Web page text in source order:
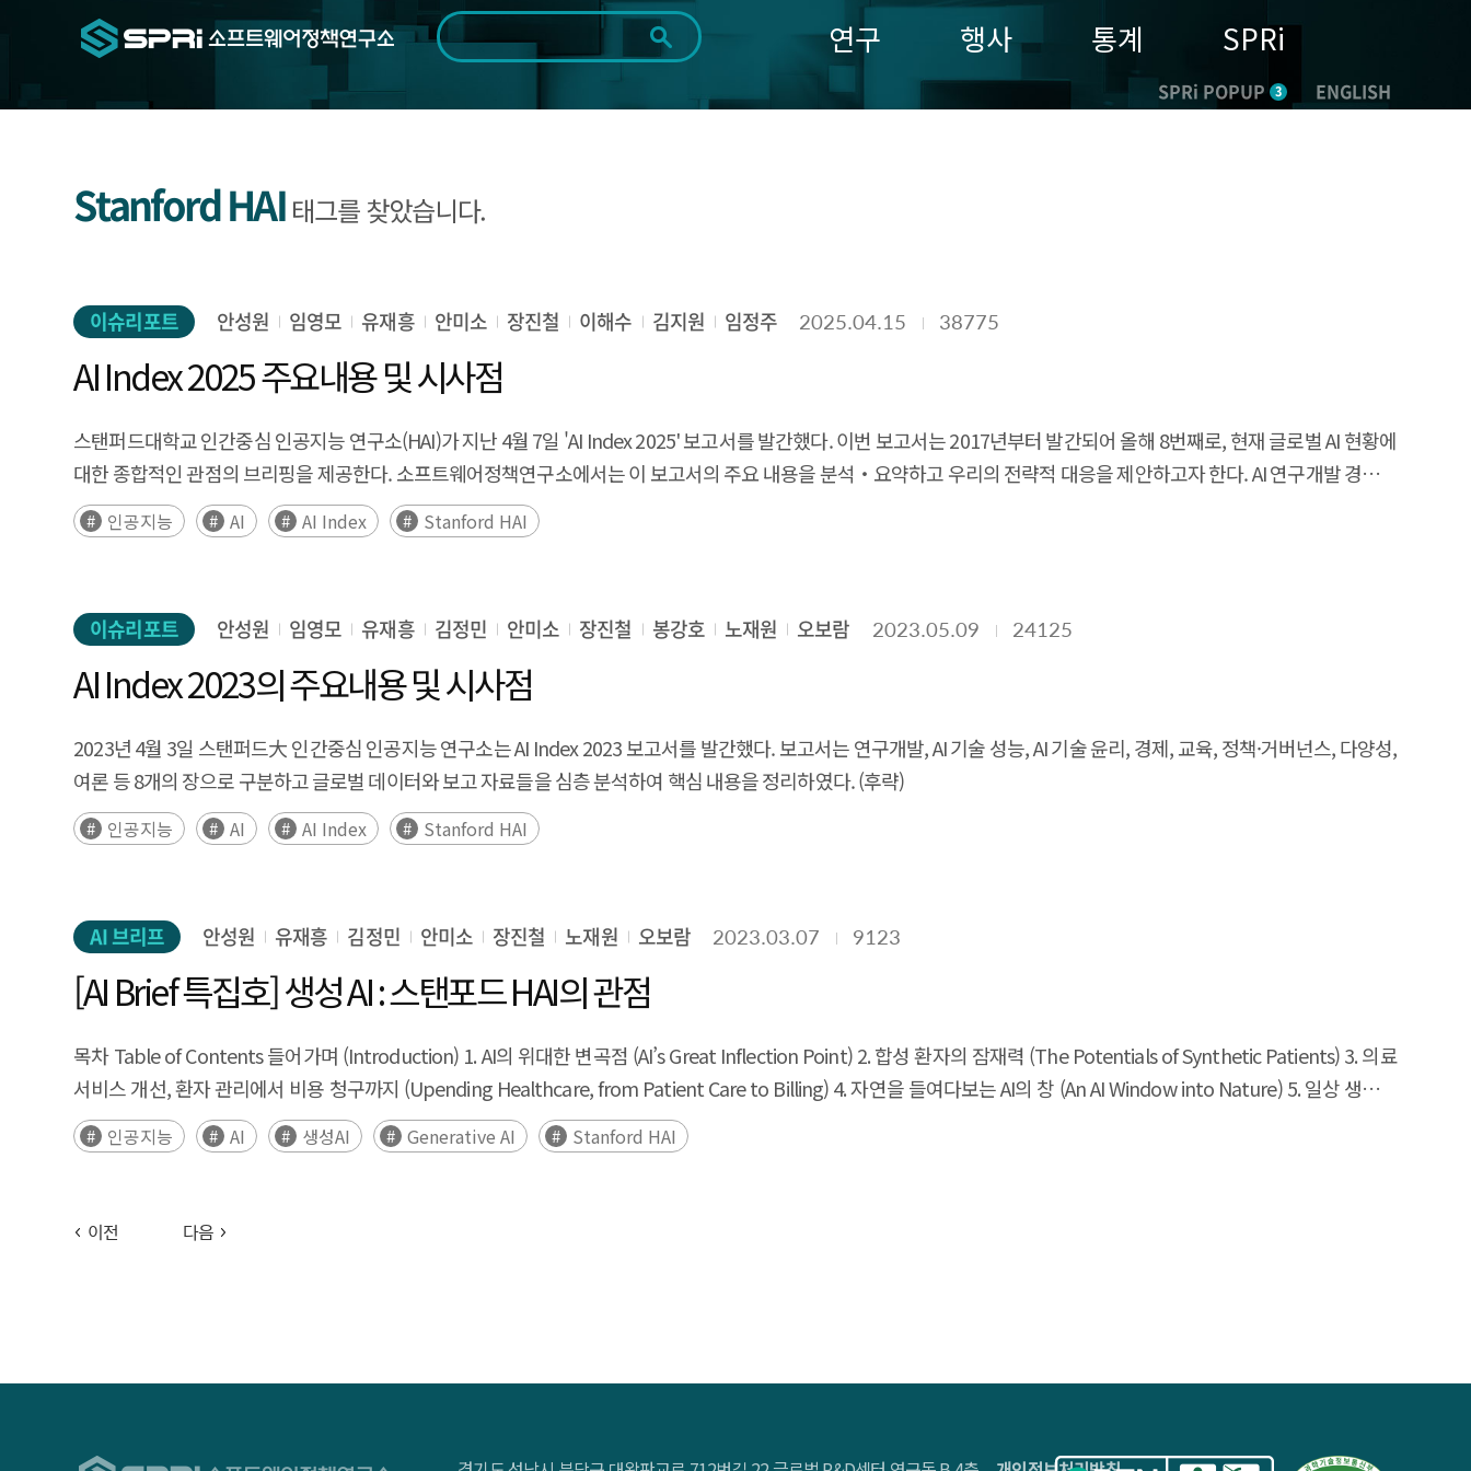
기간 전체 1일 1주 1개월 3개월 1년
연구 행사 통계 SPRi
SPRi POPUP 3 ENGLISH
Stanford HAI 태그를 찾았습니다.
이슈리포트 안성원 임영모 유재흥 안미소 장진철 이해수 김지원 임정주 2025.04.15 38775
AI Index 2025 주요내용 및 시사점
스탠퍼드대학교 인간중심 인공지능 연구소(HAI)가 지난 4월 7일 'AI Index 2025' 보고서를 발간했다. 이번 보고서는 2017년부터 발간되어 올해 8번째로, 현재 글로벌 AI 현황에
대한 종합적인 관점의 브리핑을 제공한다. 소프트웨어정책연구소에서는 이 보고서의 주요 내용을 분석‧요약하고 우리의 전략적 대응을 제안하고자 한다. AI 연구개발 경쟁은
매년 더욱 치열해지고 있으며, 선두 주자인 미국과의 경쟁에서 중국의 약진이 두드러진다. AI의 성능은 매년 급격하게 증가하여 이를 측정하기 위한 새로운 벤치마크들이
등장했다. 고성능 모델들은 모델 간 성능 격차가 줄어들어 상향 평준화 되었다. 또한, AI의 활용 확산은 과학과 의료계의 발전을 이끌고 있으며, AI의 활용이 확산됨에 따라
전망이 증가하고 있는 가운데, 공정성에 대한 신뢰도는 감소하는 양상을 보였다. Executive Summary The Stanford Institute for Human-Centered Artificial
Intelligence(HAI) released the 'AI Index 2025' report on April 7th. This report that published since 2017, is the 8th this year and provides a comprehensive
perspective briefing on the current global AI situation. The SPRi analyzes and summarizes the main contents of this report and proposes our strategic response.
The competition in AI research and development is becoming more intense every year, and China's advances are notable in its competition with the United
States, the leader. The performance of AI has increased rapidly every year, and new benchmarks have emerged to measure it. High-performance models have
become more standardized as the performance gap between models has narrowed. In addition, the spread of AI utilization is leading to the development of
science and medicine, and various efforts for responsible AI are also being promoted as the use of AI spreads. Accordingly, each country is increasing regulatory
increasing optimism, trust in fairness is showing a decreasing trend.
인공지능 AI AI Index Stanford HAI
이슈리포트 안성원 임영모 유재흥 김정민 안미소 장진철 봉강호 노재원 오보람 2023.05.09 24125
AI Index 2023의 주요내용 및 시사점
2023년 4월 3일 스탠퍼드大 인간중심 인공지능 연구소는 AI Index 2023 보고서를 발간했다. 보고서는 연구개발, AI 기술 성능, AI 기술 윤리, 경제, 교육, 정책·거버넌스, 다양성,
여론 등 8개의 장으로 구분하고 글로벌 데이터와 보고 자료들을 심층 분석하여 핵심 내용을 정리하였다. (후략)
인공지능 AI AI Index Stanford HAI
AI 브리프 안성원 유재흥 김정민 안미소 장진철 노재원 오보람 2023.03.07 9123
[AI Brief 특집호] 생성 AI : 스탠포드 HAI의 관점
목차 Table of Contents 들어가며 (Introduction) 1. AI의 위대한 변곡점 (AI’s Great Inflection Point) 2. 합성 환자의 잠재력 (The Potentials of Synthetic Patients) 3. 의료
서비스 개선, 환자 관리에서 비용 청구까지 (Upending Healthcare, from Patient Care to Billing) 4. 자연을 들여다보는 AI의 창 (An AI Window into Nature) 5. 일상 생활의
새로운 도구 (The New Tools of Daily Life) 6. 시는 최적화되지 않을 것: AI 시대의 창의성 (Poetry Will Not Optimize: Creativity in the Age of AI) 7. 생성 AI와 법치주의
(Generative AI and the Rule of Law) 8. 新캄브리아기: ‘과학적 흥분과 불안’ (The New Cambrian Era: ‘Scientific Excitement, Anxiety’) 9. 작업자들을 위한 증강(자동화가
12. 교육 시스템의 불평등 해결 (Solving Inequalities in the Education System)
인공지능 AI 생성AI Generative AI Stanford HAI
이전 다음